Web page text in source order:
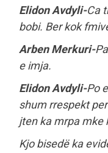
Elidon Avdyli-Ca
bobi. Ber kok
Arben Merkuri-
e imja.
Elidon Avdyli-Po
shum rrespekt
jten ka mrpa mke
Kjo bisedë ka